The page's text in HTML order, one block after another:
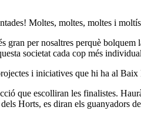
Moltes, moltes, moltes i
gran per nosaltres perquè
societat cada cop més
i iniciatives que hi ha al
que escolliran les finalistes.
Horts, es diran els guanyadors